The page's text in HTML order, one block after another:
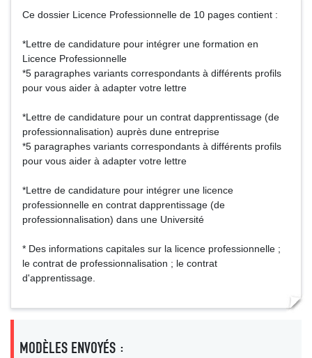
Ce dossier Licence Professionnelle de 10 pages contient :
*Lettre de candidature pour intégrer une formation en
Licence Professionnelle
*5 paragraphes variants correspondants à différents profils
pour vous aider à adapter votre lettre
*Lettre de candidature pour un contrat dapprentissage (de
professionnalisation) auprès dune entreprise
*5 paragraphes variants correspondants à différents profils
pour vous aider à adapter votre lettre
*Lettre de candidature pour intégrer une licence
professionnelle en contrat dapprentissage (de
professionnalisation) dans une Université
* Des informations capitales sur la licence professionnelle ;
le contrat de professionnalisation ; le contrat
d'apprentissage.
MODÈLES ENVOYÉS :